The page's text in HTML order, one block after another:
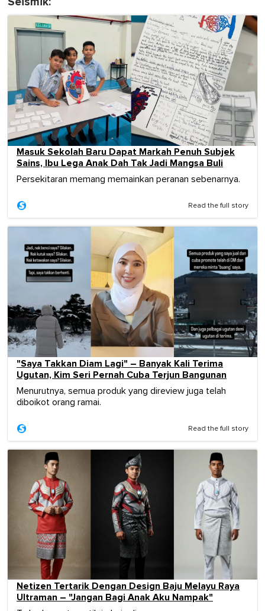
Masuk Sekolah Baru Dapat Markah Penuh Subjek
Sains, Ibu Lega Anak Dah Tak Jadi Mangsa Buli
Persekitaran memang memainkan peranan sebenarnya.
Read the full story
"Saya Takkan Diam Lagi" – Banyak Kali Terima
Ugutan, Kim Seri Pernah Cuba Terjun Bangunan
Menurutnya, semua produk yang direview juga telah
diboikot orang ramai.
Read the full story
Netizen Tertarik Dengan Design Baju Melayu Raya
Ultraman – "Jangan Bagi Anak Aku Nampak"